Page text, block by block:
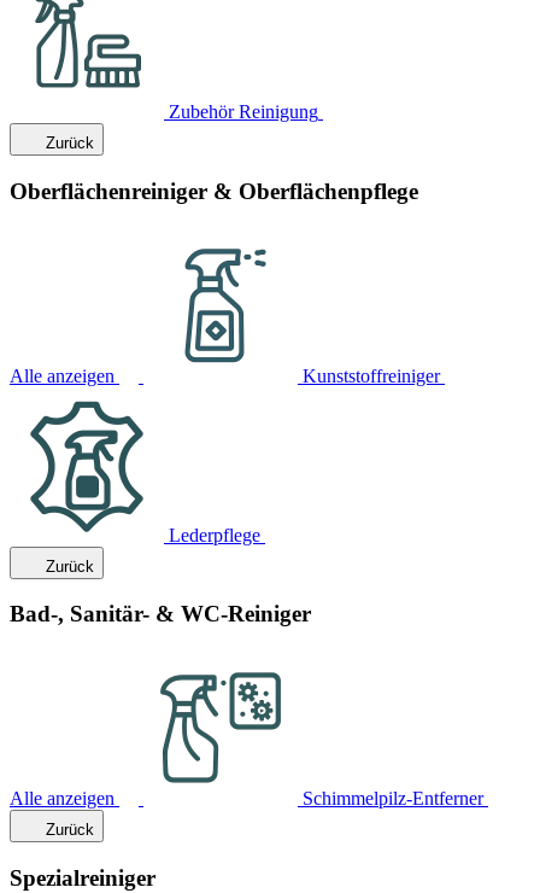
Zubehör Reinigung
Zurück
Oberflächenreiniger & Oberflächenpflege
Alle anzeigen Kunststoffreiniger
Lederpflege
Zurück
Bad-, Sanitär- & WC-Reiniger
Alle anzeigen Schimmelpilz-Entferner
Zurück
Spezialreiniger